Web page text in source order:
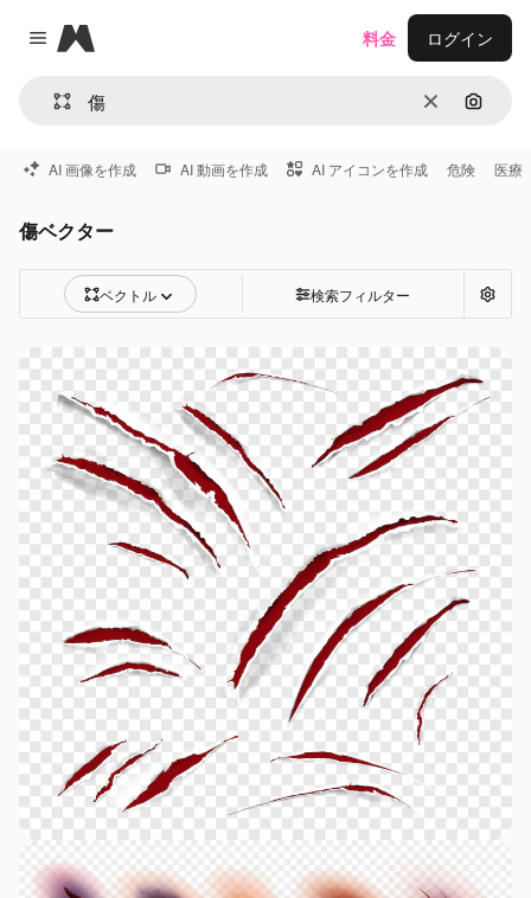
Close menu
Magnific
消去 画像で
料金 ログイン
AI 画像を作成 AI 動画を作成 AI アイコンを作成 危険 医療
傷ベクター
ベクトル 検索フィルター